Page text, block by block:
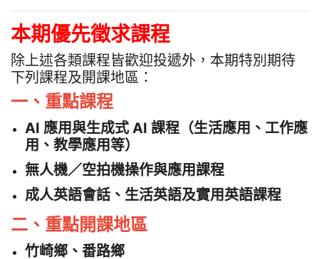
本期優先徵求課程
除上述各類課程皆歡迎投遞外，本期特別期待
下列課程及開課地區：
一、重點課程
AI 應用與生成式 AI 課程（生活應用、工作應
用、教學應用等）
無人機／空拍機操作與應用課程
成人英語會話、生活英語及實用英語課程
二、重點開課地區
竹崎鄉、番路鄉